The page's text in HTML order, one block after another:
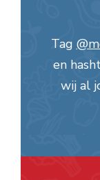
Tag
en
wij al